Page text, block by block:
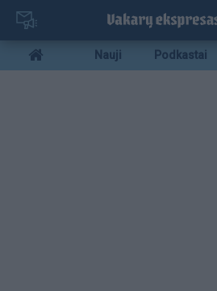
Pereiti
pagrindinį
turinį
Mobile
menu
Nauji Podkastai